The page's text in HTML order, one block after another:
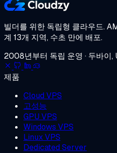
빌더를 위한 독립형 클라우드.
계 13개 지역, 수초 만에 배포.
2008년부터 독립 운영 · 두바이,
제품
Cloud VPS
고성능
GPU VPS
Windows VPS
Linux VPS
Dedicated Server